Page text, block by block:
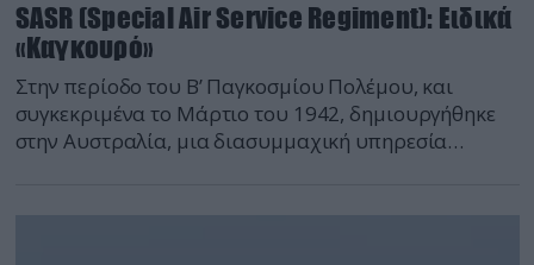
SASR (Special Air Service Regiment): Eιδικά
«Καγκουρό»
Στην περίοδο του Β’ Παγκοσμίου Πολέμου, και
συγκεκριμένα το Μάρτιο του 1942, δημιουργήθηκε
στην Αυστραλία, μια διασυμμαχική υπηρεσία